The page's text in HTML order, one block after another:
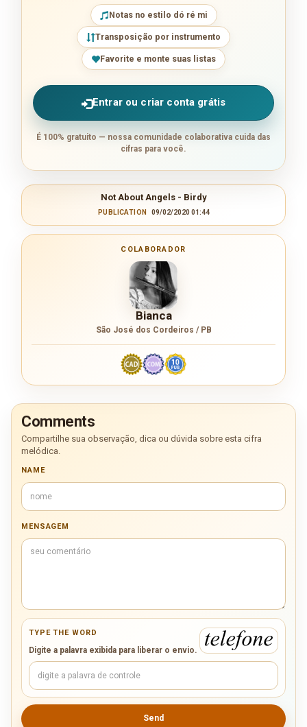
Notas no estilo dó ré mi
Transposição por instrumento
Favorite e monte suas listas
Entrar ou criar conta grátis
É 100% gratuito — nossa comunidade colaborativa cuida das
cifras para você.
Not About Angels - Birdy
PUBLICATION 09/02/2020 01:44
COLABORADOR
Bianca
São José dos Cordeiros / PB
Comments
Compartilhe sua observação, dica ou dúvida sobre esta cifra
melódica.
NAME
MENSAGEM
TYPE THE WORD
Digite a palavra exibida para liberar o envio.
Send